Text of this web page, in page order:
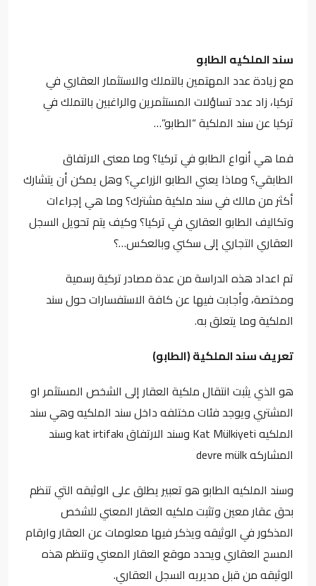
سند الملكيه الطابو
مع زيادة عدد المهتمين بالتملك والاستثمار العقاري في
تركيا، زاد عدد تساؤلات المستثمرين والراغبين بالتملك في
تركيا عن سند الملكية “الطابو”…
فما هي أنواع الطابو في تركيا؟ وما معنى الارتفاق
الطابقي؟ وماذا يعني الطابو الزراعي؟ وهل يمكن أن يتشارك
أكثر من مالك في سند ملكية مشترك؟ وما هي إجراءات
وتكاليف الطابو العقاري في تركيا؟ وكيف يتم تحويل السجل
العقاري التجاري إلى سكني وبالعكس…؟
تم اعداد هذه الدراسة من عدة مصادر تركية رسمية
ومختصة، وأجابت فيها عن كافة الاستفسارات حول سند
الملكية وما يتعلق به.
تعريف سند الملكية (الطابو)
هو الذي يثبت انتقال ملكية العقار إلى الشخص المستثمر او
المشتري ويوجد فئات مختلفه داخل سند الملكيه وهي سند
الملكيه Kat Mülkiyeti وسند الارتفاق kat irtifakı وسند
المشاركه devre mülk
وسند الملكيه الطابو هو تعبير يطلق على الوثيقه التي تنظم
بحق عقار معين وتثبت ملكيه العقار المعني للشخص
المذكور في الوثيقه ويذكر فيها معلومات عن العقار وارقام
المسح العقاري ويحدد موقع العقار المعني وتنظم هذه
الوثيقه من قبل مديريه السجل العقاري.